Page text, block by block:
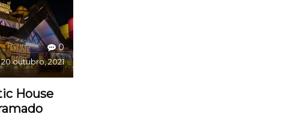
0
20 outubro, 2021
House